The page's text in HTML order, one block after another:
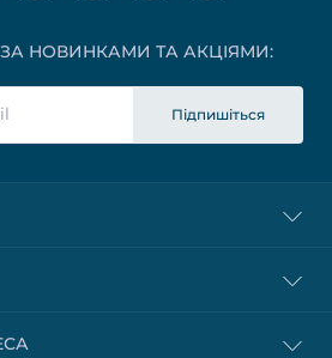
ЗА НОВИНКАМИ ТА АКЦІЯМИ:
Підпишіться